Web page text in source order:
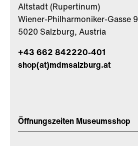
Altstadt (Rupertinum)
Wiener-Philharmoniker-Gasse 9
5020 Salzburg, Austria
+43 662 842220-401
shop(at)mdmsalzburg.at
Öffnungszeiten Museumsshop